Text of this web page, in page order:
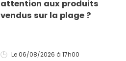
attention aux produits
vendus sur la plage ?
Le 06/08/2026 à 17h00